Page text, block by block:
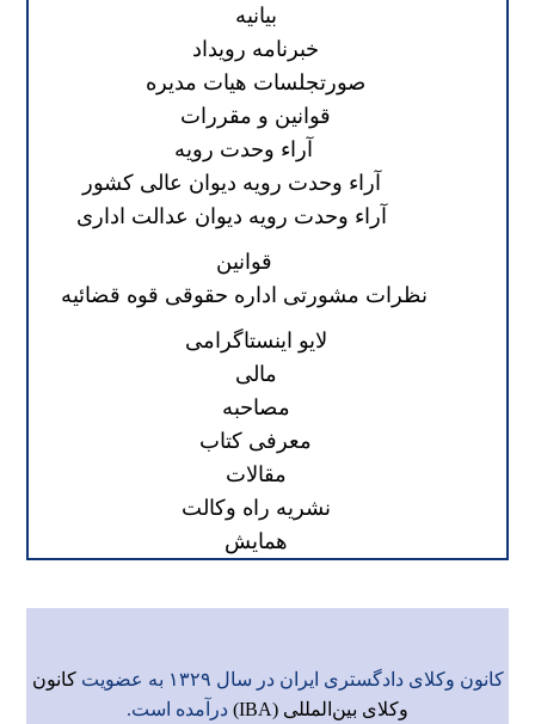
بیانیه
خبرنامه رویداد
صورتجلسات هیات مدیره
قوانین و مقررات
آراء وحدت رویه
آراء وحدت رویه دیوان عالی کشور
آراء وحدت رویه دیوان عدالت اداری
قوانین
نظرات مشورتی اداره حقوقی قوه قضائیه
لایو اینستاگرامی
مالی
مصاحبه
معرفی کتاب
مقالات
نشریه راه وکالت
همایش
کانون وکلای دادگستری ایران در سال ۱۳۲۹ به عضویت
کانون
وکلای بین‌المللی (IBA)
درآمده است.